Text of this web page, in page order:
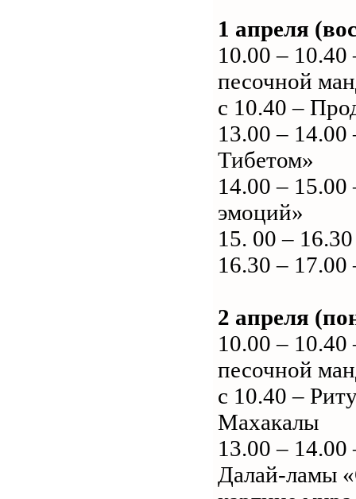
1 апреля
10.00 –
песочной
с 10.40 –
13.00 –
Тибетом»
14.00 – 15.00
эмоций»
15. 00 –
16.30 – 17.00
2 апреля
10.00 –
песочной
с 10.40 –
Махакалы
13.00 – 14.00
Далай-ламы